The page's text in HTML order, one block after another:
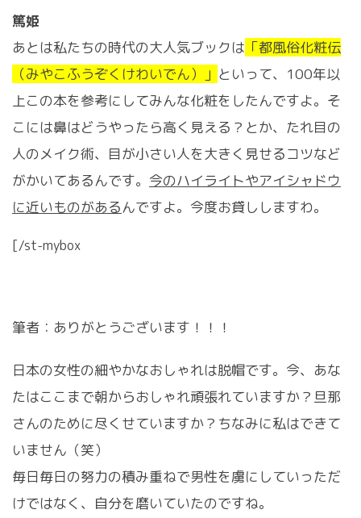
篤姫
あとは私たちの時代の大人気ブックは 「都風俗化粧伝
（みやこふうぞくけわいでん）」 といって、100年以
上この本を参考にしてみんな化粧をしたんですよ。そ
こには鼻はどうやったら高く見える？とか、たれ目の
人のメイク術、目が小さい人を大きく見せるコツなど
がかいてあるんです。 今のハイライトやアイシャドウ
に近いものがあるんですよ。今度お貸ししますわ。
[/st-mybox
筆者：ありがとうございます！！！
日本の女性の細やかなおしゃれは脱帽です。今、あな
たはここまで朝からおしゃれ頑張れていますか？旦那
さんのために尽くせていますか？ちなみに私はできて
いません（笑）
毎日毎日の努力の積み重ねで男性を虜にしていっただ
けではなく、自分を磨いていたのですね。